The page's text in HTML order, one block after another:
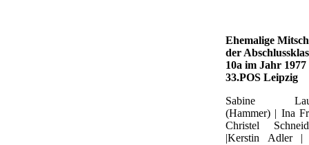
Ehemalige
der
10a im Jahr 1977
33.POS Leipzig
Sabine
(Hammer) | Ina
Christel
|Kerstin Adler |